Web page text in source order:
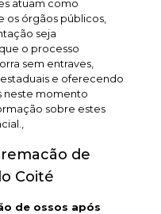
atuam como
os órgãos públicos,
seja
o processo
sem entraves,
e oferecendo
neste momento
sobre estes
de
Coité
de ossos após